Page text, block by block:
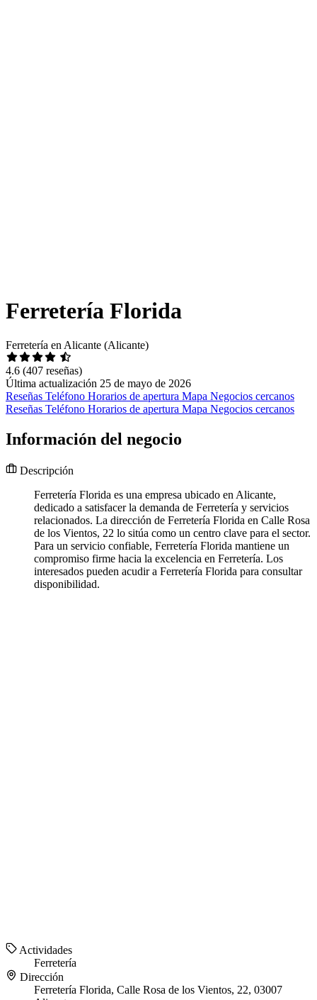
Ferretería Florida
Ferretería en Alicante (Alicante)
4.6 (407 reseñas)
Última actualización 25 de mayo de 2026
Reseñas Teléfono Horarios de apertura Mapa Negocios cercanos
Reseñas Teléfono Horarios de apertura Mapa Negocios cercanos
Información del negocio
Descripción
Ferretería Florida es una empresa ubicado en Alicante,
dedicado a satisfacer la demanda de Ferretería y servicios
relacionados. La dirección de Ferretería Florida en Calle Rosa
de los Vientos, 22 lo sitúa como un centro clave para el sector.
Para un servicio confiable, Ferretería Florida mantiene un
compromiso firme hacia la excelencia en Ferretería. Los
interesados pueden acudir a Ferretería Florida para consultar
disponibilidad.
Actividades
Ferretería
Dirección
Ferretería Florida, Calle Rosa de los Vientos, 22, 03007